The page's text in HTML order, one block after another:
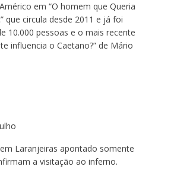
em “O homem que Queria
que circula desde 2011 e já foi
10.000 pessoas e o mais recente
influencia o Caetano?” de Mário
Laranjeiras apontado somente
a visitação ao inferno.